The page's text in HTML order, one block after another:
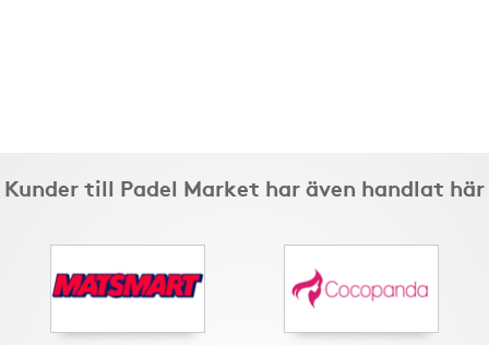
Kunder till Padel Market har även handlat här